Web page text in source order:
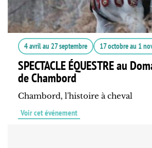
4 avrilau 27 septembre 17 octobreau 1
SPECTACLE ÉQUESTRE au
de Chambord
Chambord, l'histoire à cheval
Voir cet événement